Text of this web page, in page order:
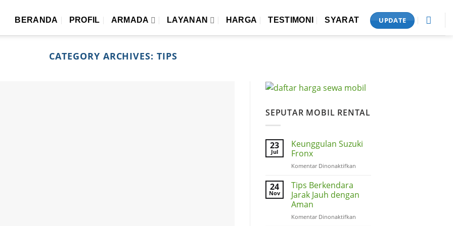
BERANDA PROFIL ARMADA LAYANAN HARGA TESTIMONI SYARAT UPDATE
CATEGORY ARCHIVES: TIPS
SEPUTAR MOBIL RENTAL
23
Jul
Keunggulan Suzuki
Fronx
Komentar Dinonaktifkan
24
Nov
Tips Berkendara
Jarak Jauh dengan
Aman
Komentar Dinonaktifkan